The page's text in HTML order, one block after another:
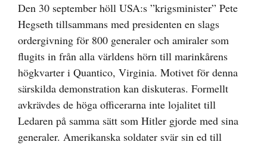
Den 30 september höll USA:s ”krigsminister” Pete
Hegseth tillsammans med presidenten en slags
ordergivning för 800 generaler och amiraler som
flugits in från alla världens hörn till marinkårens
högkvarter i Quantico, Virginia. Motivet för denna
särskilda demonstration kan diskuteras. Formellt
avkrävdes de höga officerarna inte lojalitet till
Ledaren på samma sätt som Hitler gjorde med sina
generaler. Amerikanska soldater svär sin ed till